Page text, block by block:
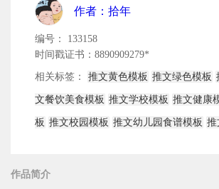
作者：拾年
编号： 133158
时间戳证书：8890909279*
相关标签： 推文黄色模板 推文绿色模板
文餐饮美食模板 推文学校模板 推文健康
板 推文校园模板 推文幼儿园食谱模板 推
作品简介